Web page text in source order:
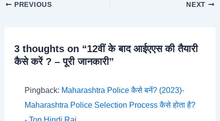
PREVIOUS NEXT
3 thoughts on “12वीं के बाद आईएएस की तैयारी
कैसे करें ? – पूरी जानकारी”
Pingback: Maharashtra Police कैसे बनें? (2023)-
Maharashtra Police Selection Process कैसे होता है?